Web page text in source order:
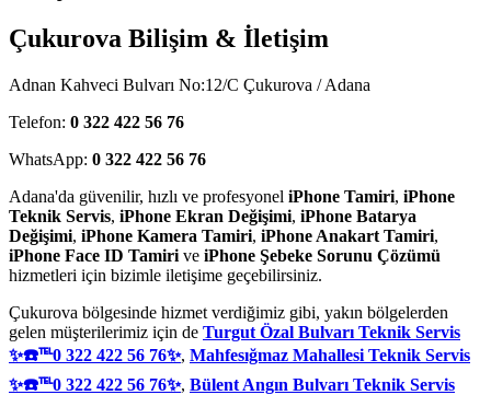
Çukurova Bilişim & İletişim
Adnan Kahveci Bulvarı No:12/C Çukurova / Adana
Telefon: 0 322 422 56 76
WhatsApp: 0 322 422 56 76
Adana'da güvenilir, hızlı ve profesyonel iPhone Tamiri, iPhone
Teknik Servis, iPhone Ekran Değişimi, iPhone Batarya
Değişimi, iPhone Kamera Tamiri, iPhone Anakart Tamiri,
iPhone Face ID Tamiri ve iPhone Şebeke Sorunu Çözümü
hizmetleri için bizimle iletişime geçebilirsiniz.
Çukurova bölgesinde hizmet verdiğimiz gibi, yakın bölgelerden
gelen müşterilerimiz için de Turgut Özal Bulvarı Teknik Servis
✨☎️℡0 322 422 56 76✨, Mahfesığmaz Mahallesi Teknik Servis
✨☎️℡0 322 422 56 76✨, Bülent Angın Bulvarı Teknik Servis